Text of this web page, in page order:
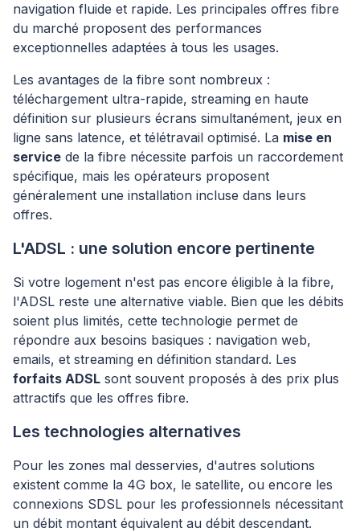
navigation fluide et rapide. Les principales offres fibre
du marché proposent des performances
exceptionnelles adaptées à tous les usages.
Les avantages de la fibre sont nombreux :
téléchargement ultra-rapide, streaming en haute
définition sur plusieurs écrans simultanément, jeux en
ligne sans latence, et télétravail optimisé. La mise en
service de la fibre nécessite parfois un raccordement
spécifique, mais les opérateurs proposent
généralement une installation incluse dans leurs
offres.
L'ADSL : une solution encore pertinente
Si votre logement n'est pas encore éligible à la fibre,
l'ADSL reste une alternative viable. Bien que les débits
soient plus limités, cette technologie permet de
répondre aux besoins basiques : navigation web,
emails, et streaming en définition standard. Les
forfaits ADSL sont souvent proposés à des prix plus
attractifs que les offres fibre.
Les technologies alternatives
Pour les zones mal desservies, d'autres solutions
existent comme la 4G box, le satellite, ou encore les
connexions SDSL pour les professionnels nécessitant
un débit montant équivalent au débit descendant.